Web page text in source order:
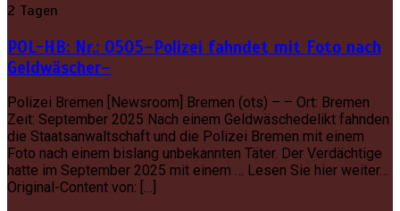
2 Tagen
POL-HB: Nr.: 0505–Polizei fahndet mit Foto nach
Geldwäscher–
Polizei Bremen [Newsroom] Bremen (ots) – – Ort: Bremen
Zeit: September 2025 Nach einem Geldwäschedelikt fahnden
die Staatsanwaltschaft und die Polizei Bremen mit einem
Foto nach einem bislang unbekannten Täter. Der Verdächtige
hatte im September 2025 mit einem … Lesen Sie hier weiter…
Original-Content von: […]